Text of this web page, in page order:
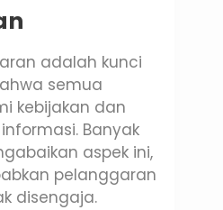
adalah kunci
semua
kebijakan dan
Banyak
aspek ini,
pelanggaran
disengaja.